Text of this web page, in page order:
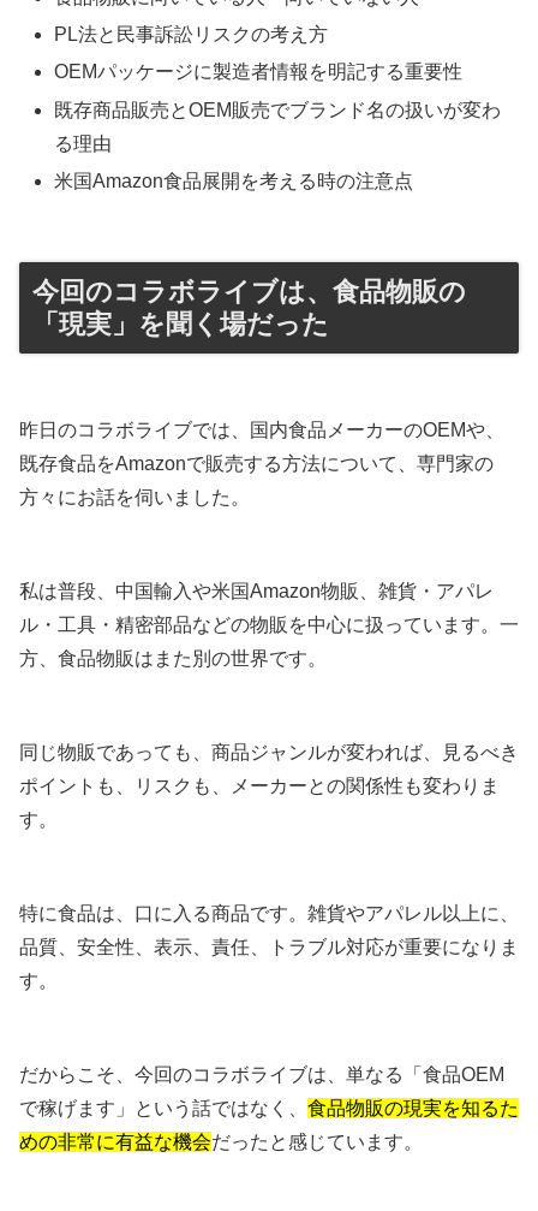
PL法と民事訴訟リスクの考え方
OEMパッケージに製造者情報を明記する重要性
既存商品販売とOEM販売でブランド名の扱いが変わ
る理由
米国Amazon食品展開を考える時の注意点
今回のコラボライブは、食品物販の
「現実」を聞く場だった
昨日のコラボライブでは、国内食品メーカーのOEMや、
既存食品をAmazonで販売する方法について、専門家の
方々にお話を伺いました。
私は普段、中国輸入や米国Amazon物販、雑貨・アパレ
ル・工具・精密部品などの物販を中心に扱っています。一
方、食品物販はまた別の世界です。
同じ物販であっても、商品ジャンルが変われば、見るべき
ポイントも、リスクも、メーカーとの関係性も変わりま
す。
特に食品は、口に入る商品です。雑貨やアパレル以上に、
品質、安全性、表示、責任、トラブル対応が重要になりま
す。
だからこそ、今回のコラボライブは、単なる「食品OEM
で稼げます」という話ではなく、 食品物販の現実を知るた
めの非常に有益な機会だったと感じています。